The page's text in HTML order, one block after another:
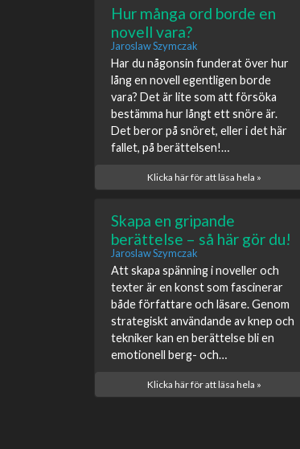
Hur många ord borde en
novell vara?
Jaroslaw Szymczak
Har du någonsin funderat över hur
lång en novell egentligen borde
vara? Det är lite som att försöka
bestämma hur långt ett snöre är.
Det beror på snöret, eller i det här
fallet, på berättelsen!…
Klicka här för att läsa hela »
Skapa en gripande
berättelse – så här gör du!
Jaroslaw Szymczak
Att skapa spänning i noveller och
texter är en konst som fascinerar
både författare och läsare. Genom
strategiskt användande av knep och
tekniker kan en berättelse bli en
emotionell berg- och…
Klicka här för att läsa hela »